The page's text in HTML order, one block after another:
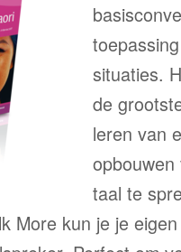
situaties.
de
leren van
taal te
More kun je je